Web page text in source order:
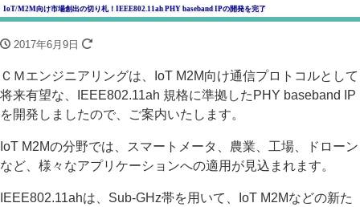
IoT/M2M向け市場創出の切り札！IEEE802.11ah PHY baseband IPの開発を完了
2017年6月9日
ＣＭエンジニアリングは、IoT M2M向け通信プロトコルとして
将来有望な、IEEE802.11ah 規格に準拠したPHY baseband IP
を開発しましたので、ご案内いたします。
IoT M2Mの分野では、スマートメータ、農業、工場、ドローン
など、様々なアプリケーションへの適用が見込まれます。
IEEE802.11ahは、Sub-GHz帯を用いて、IoT M2Mなどの新た